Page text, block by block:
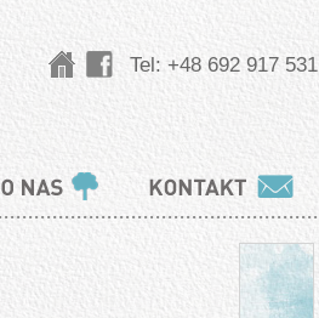
Tel: +48 692 917 531